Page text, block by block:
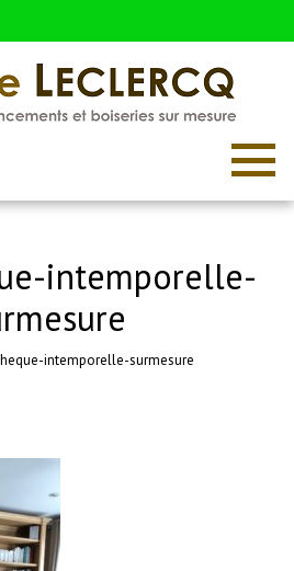
intemporelle-
intemporelle-surmesure